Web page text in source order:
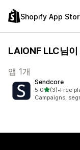
Shopify App
LAIONF LLC님이
앱 1개
Sendcore
5.0별 5개 중
(3)
총 리뷰 3개
•Free
Campaigns,